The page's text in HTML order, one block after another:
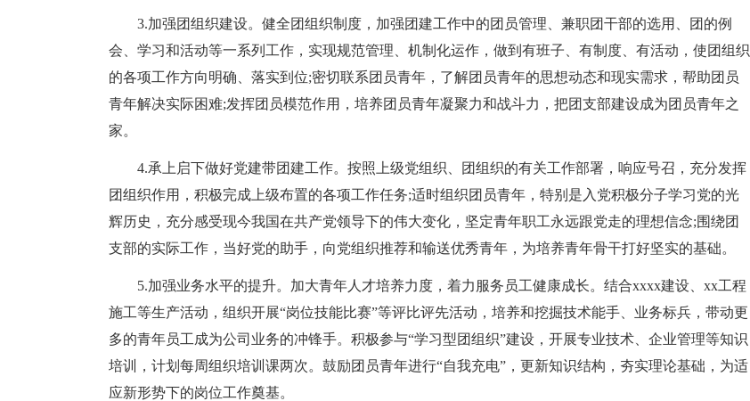
3.加强团组织建设。健全团组织制度，加强团建工作中的团员管理、兼职团干部的选用、团的例
会、学习和活动等一系列工作，实现规范管理、机制化运作，做到有班子、有制度、有活动，使团组织
的各项工作方向明确、落实到位;密切联系团员青年，了解团员青年的思想动态和现实需求，帮助团员
青年解决实际困难;发挥团员模范作用，培养团员青年凝聚力和战斗力，把团支部建设成为团员青年之
家。
4.承上启下做好党建带团建工作。按照上级党组织、团组织的有关工作部署，响应号召，充分发挥
团组织作用，积极完成上级布置的各项工作任务;适时组织团员青年，特别是入党积极分子学习党的光
辉历史，充分感受现今我国在共产党领导下的伟大变化，坚定青年职工永远跟党走的理想信念;围绕团
支部的实际工作，当好党的助手，向党组织推荐和输送优秀青年，为培养青年骨干打好坚实的基础。
5.加强业务水平的提升。加大青年人才培养力度，着力服务员工健康成长。结合xxxx建设、xx工程
施工等生产活动，组织开展“岗位技能比赛”等评比评先活动，培养和挖掘技术能手、业务标兵，带动更
多的青年员工成为公司业务的冲锋手。积极参与“学习型团组织”建设，开展专业技术、企业管理等知识
培训，计划每周组织培训课两次。鼓励团员青年进行“自我充电”，更新知识结构，夯实理论基础，为适
应新形势下的岗位工作奠基。